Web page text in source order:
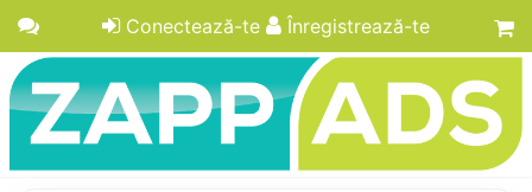
Conectează-te Înregistrează-te